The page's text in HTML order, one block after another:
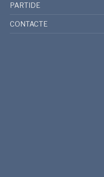
PARTIDE
CONTACTE